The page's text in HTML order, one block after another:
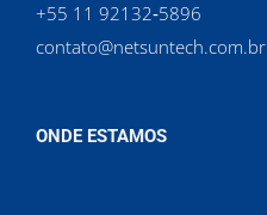
‪+55 11 92132‑5896‬
contato@netsuntech.com.br
ONDE ESTAMOS